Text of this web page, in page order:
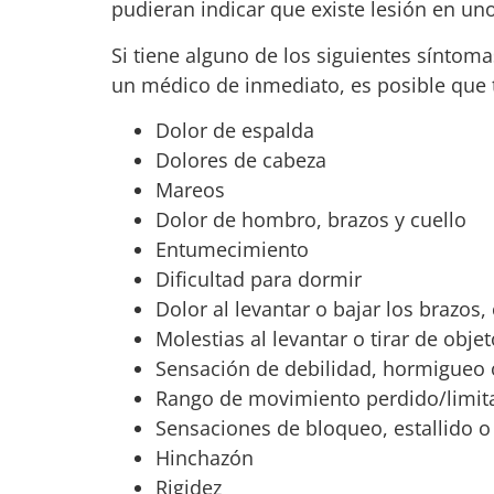
pudieran indicar que existe lesión en
Si tiene alguno de los siguientes
un médico de inmediato, es posible
Dolor de espalda
Dolores de cabeza
Mareos
Dolor de hombro, brazos y cuello
Entumecimiento
Dificultad para dormir
Dolor al levantar o bajar los
Molestias al levantar o tirar de
Sensación de debilidad,
Rango de movimiento perdido/
Sensaciones de bloqueo, estallido
Hinchazón
Rigidez